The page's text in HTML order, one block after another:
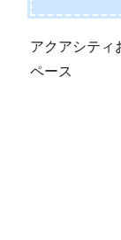
アクアシティ
ペース